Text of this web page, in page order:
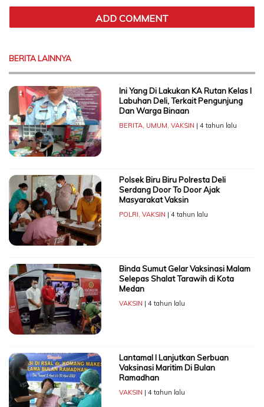
BERITA LAINNYA
Ini Yang Di Lakukan KA Rutan Kelas I
Labuhan Deli, Terkait Pengunjung
Dan Warga Binaan
BERITA, UMUM VAKSIN | 4 tahun lalu
Polsek Biru Biru Polresta Deli
Serdang Door To Door Ajak
Masyarakat Vaksin
POLRI VAKSIN | 4 tahun lalu
Binda Sumut Gelar Vaksinasi Malam
Selepas Shalat Tarawih di Kota
Medan
VAKSIN | 4 tahun lalu
Lantamal I Lanjutkan Serbuan
Vaksinasi Maritim Di Bulan
Ramadhan
VAKSIN | 4 tahun lalu